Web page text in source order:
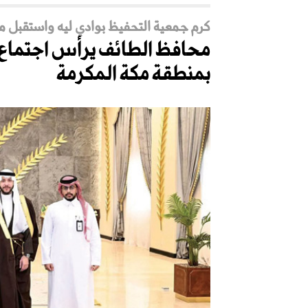
كرم جمعية التحفيظ بوادي ليه واستقبل
محافظ الطائف يرأس اجتماع
بمنطقة مكة المكرمة